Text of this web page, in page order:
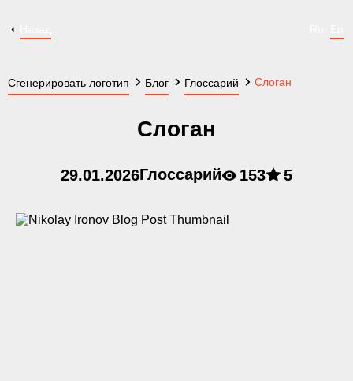
Сгенерировать логотип Блог Глоссарий Слоган
Слоган
29.01.2026Глоссарий 153 5